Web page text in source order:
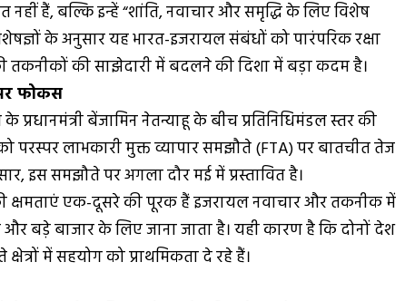
हैं, बल्कि इन्हें “शांति, नवाचार और समृद्धि के लिए विशेष
के अनुसार यह भारत-इजरायल संबंधों को पारंपरिक रक्षा
की साझेदारी में बदलने की दिशा में बड़ा कदम है।
फोकस
प्रधानमंत्री बेंजामिन नेतन्याहू के बीच प्रतिनिधिमंडल स्तर की
को परस्पर लाभकारी मुक्त व्यापार समझौते (FTA) पर बातचीत तेज
इस समझौते पर अगला दौर मई में प्रस्तावित है।
क्षमताएं एक-दूसरे की पूरक हैं इजरायल नवाचार और तकनीक में
और बड़े बाजार के लिए जाना जाता है। यही कारण है कि दोनों देश
में सहयोग को प्राथमिकता दे रहे हैं।